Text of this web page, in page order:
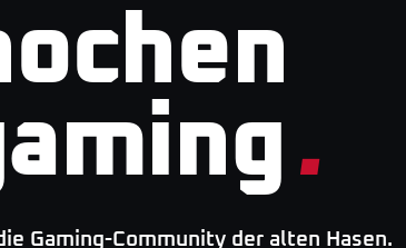
.
Gaming-Community der alten Hasen.